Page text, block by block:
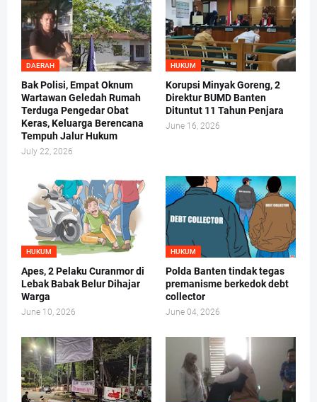
DAERAH
Bak Polisi, Empat Oknum
Wartawan Geledah Rumah
Terduga Pengedar Obat
Keras, Keluarga Berencana
Tempuh Jalur Hukum
July 22, 2026
HUKUM
Korupsi Minyak Goreng, 2
Direktur BUMD Banten
Dituntut 11 Tahun Penjara
June 16, 2026
HUKUM
Apes, 2 Pelaku Curanmor di
Lebak Babak Belur Dihajar
Warga
June 10, 2026
HUKUM
Polda Banten tindak tegas
premanisme berkedok debt
collector
June 04, 2026